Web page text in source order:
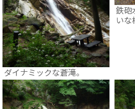
ダイナミックな蒼滝。
鉄砲
いな